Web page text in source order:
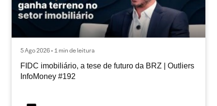
5 Ago 2026 • 1 min de leitura
FIDC imobiliário, a tese de futuro da BRZ | Outliers
InfoMoney #192